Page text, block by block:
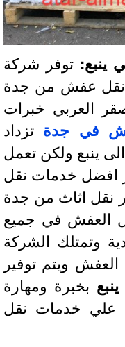
توفر شركة
عفش من جدة
العربي خبرات
في جدةتزداد
ولكن تعمل
خدمات نقل
اثاث من جدة
في جميع
وتمتلك الشركة
ويتم توفير
بخبرة ومهارة
خدمات نقل